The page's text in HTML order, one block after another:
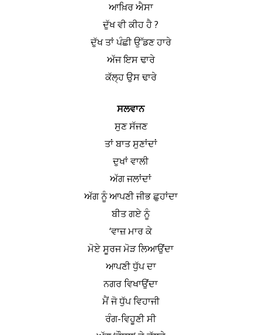
ਆਖ਼ਿਰ ਐਸਾ
ਦੁੱਖ ਵੀ ਕੀਹ ਹੈ ?
ਦੁੱਖ ਤਾਂ ਪੰਛੀ ਉੱਡਣ ਹਾਰੇ
ਅੱਜ ਇਸ ਢਾਰੇ
ਕੱਲ੍ਹ ਉਸ ਢਾਰੇ
ਸਲਵਾਨ
ਸੁਣ ਸੱਜਣ
ਤਾਂ ਬਾਤ ਸੁਣਾਂਦਾਂ
ਦੁਖਾਂ ਵਾਲੀ
ਅੱਗ ਜਲਾਂਦਾਂ
ਅੱਗ ਨੂੰ ਆਪਣੀ ਜੀਭ ਛੁਹਾਂਦਾ
ਬੀਤ ਗਏ ਨੂੰ
‘ਵਾਜ਼ ਮਾਰ ਕੇ
ਮੋਏ ਸੂਰਜ ਮੋੜ ਲਿਆਉਂਦਾ
ਆਪਣੀ ਧੁੱਪ ਦਾ
ਨਗਰ ਵਿਖਾਉਂਦਾ
ਮੈਂ ਜੋ ਧੁੱਪ ਵਿਹਾਜੀ
ਰੰਗ-ਵਿਹੂਣੀ ਸੀ